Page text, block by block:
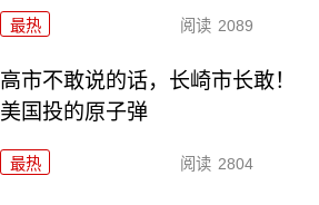
最热 阅读 2089
高市不敢说的话，长崎市长敢！
美国投的原子弹
最热 阅读 2804